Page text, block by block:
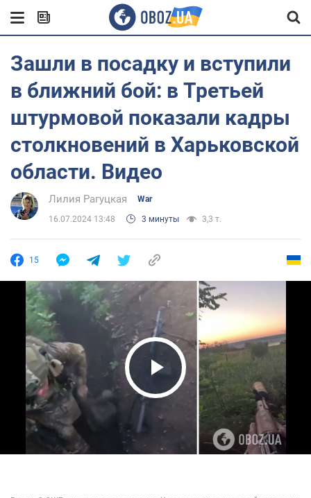
Зашли в посадку и вступили
в ближний бой: в Третьей
штурмовой показали кадры
столкновений в Харьковской
области. Видео
Лилия Рагуцкая War
16.07.2024 13:48 3 минуты 3,3 т.
15
Play Video